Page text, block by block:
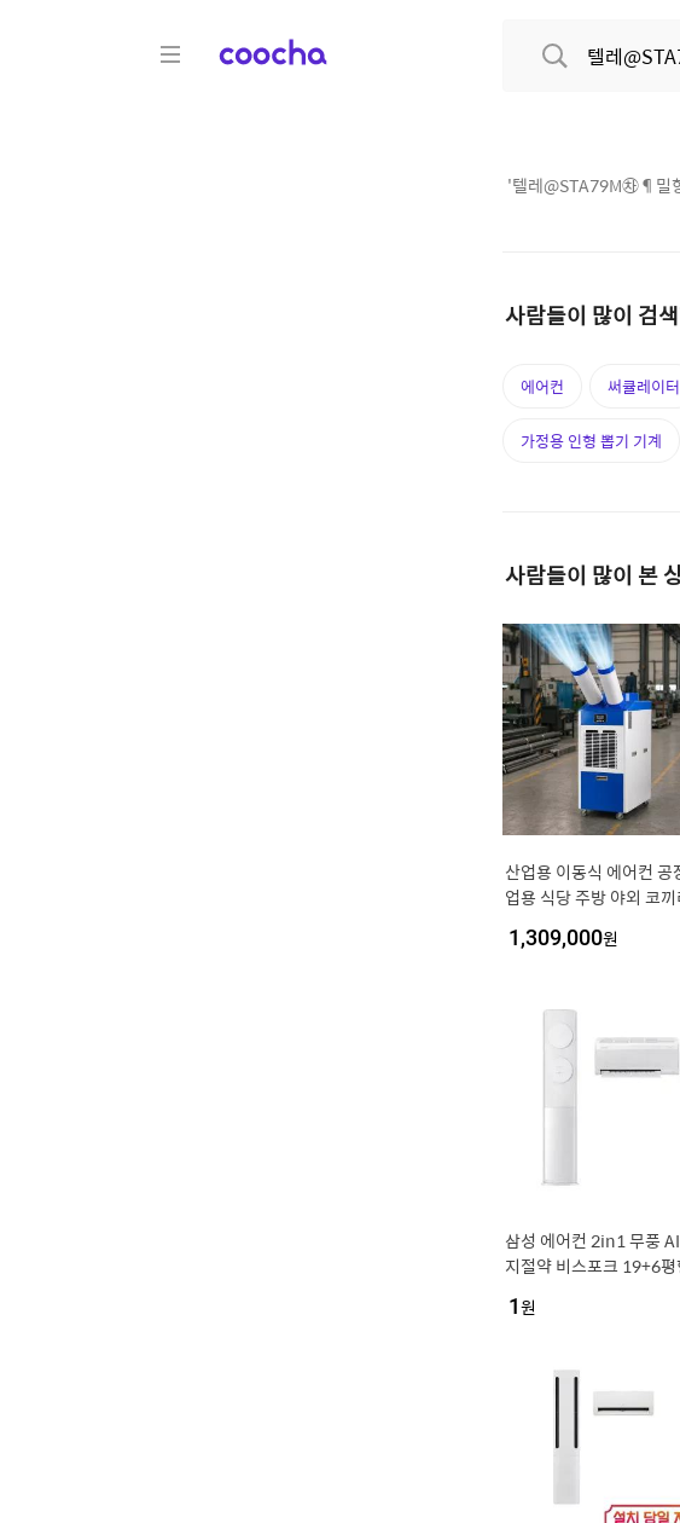
COOCHA
'텔레@STA79M㉷¶밀
사람들이 많이 검
에어컨 써큘레이터
가정용 인형 뽑기 기계
사람들이 많이 본
산업용 이동식 에어컨 공
업용 식당 주방 야외 코
1,309,000원
삼성 에어컨 2in1 무풍
지절약 비스포크 19+6평
1원